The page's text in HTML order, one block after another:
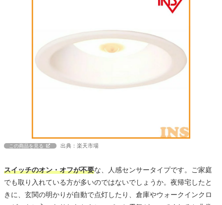
この商品を見る 出典：楽天市場
スイッチのオン・オフが不要な、人感センサータイプです。ご家庭
でも取り入れている方が多いのではないでしょうか。夜帰宅したと
きに、玄関の明かりが自動で点灯したり、倉庫やウォークインクロ